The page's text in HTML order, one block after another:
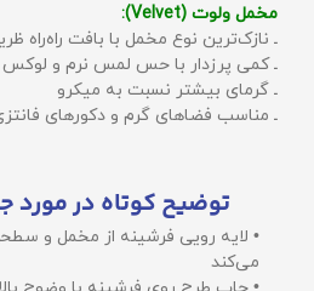
مخمل ولوت (Velvet):
ـ نازک‌ترین نوع مخمل با بافت راه‌راه
ـ کمی پرزدار با حس لمس نرم و لوکس
ـ گرمای بیشتر نسبت به میکرو
ـ مناسب فضاهای گرم و دکورهای
توضیح کوتاه در
• لایه رویی فرشینه از مخمل و
می‌کند